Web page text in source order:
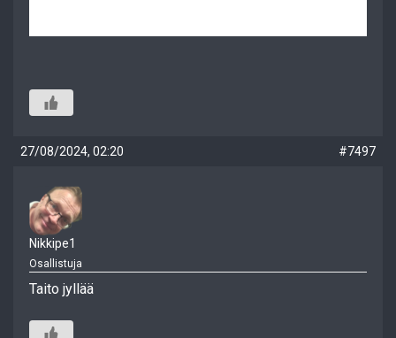
27/08/2024, 02:20 #7497
Nikkipe1
Osallistuja
Taito jyllää